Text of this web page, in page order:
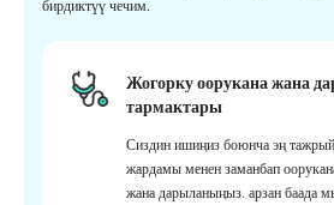
бирдиктүү чечим.
Жогорку оорукана жана
тармактары
Сиздин ишиңиз боюнча эң
жардамы менен заманбап
жана дарыланыңыз. арзан баада